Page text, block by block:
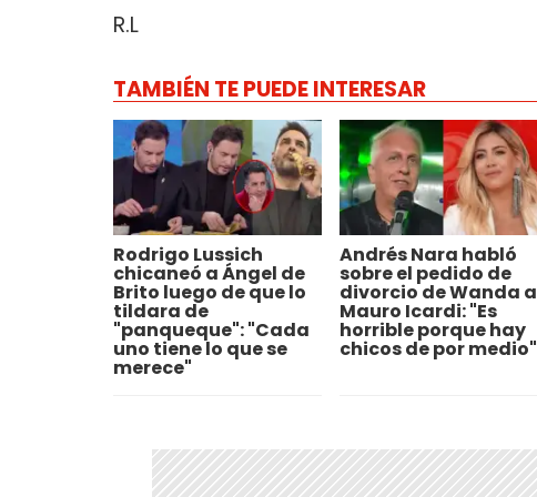
R.L
TAMBIÉN TE PUEDE INTERESAR
Rodrigo Lussich
chicaneó a Ángel de
Brito luego de que lo
tildara de
"panqueque": "Cada
uno tiene lo que se
merece"
Andrés Nara habló
sobre el pedido de
divorcio de Wanda a
Mauro Icardi: "Es
horrible porque hay
chicos de por medio"